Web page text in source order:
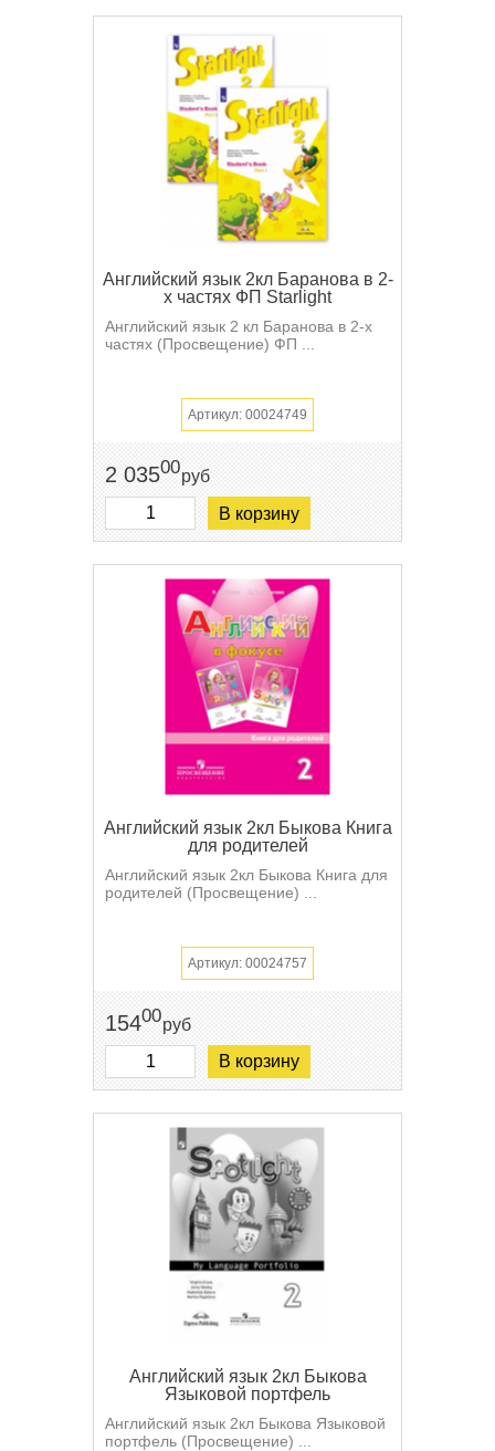
Английский язык 2кл Баранова в 2-
х частях ФП Starlight
Английский язык 2 кл Баранова в 2-х
частях (Просвещение) ФП ...
Артикул: 00024749
2 03500руб
В корзину
Английский язык 2кл Быкова Книга
для родителей
Английский язык 2кл Быкова Книга для
родителей (Просвещение) ...
Артикул: 00024757
15400руб
В корзину
Английский язык 2кл Быкова
Языковой портфель
Английский язык 2кл Быкова Языковой
портфель (Просвещение) ...